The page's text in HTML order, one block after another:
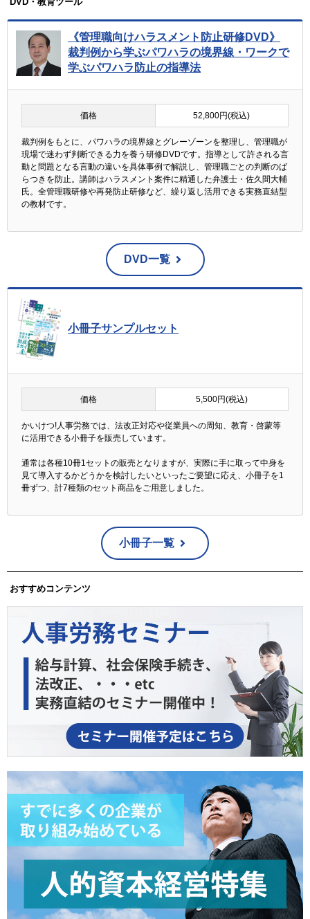
《管理職向けハラスメント防止研修DVD》
裁判例から学ぶパワハラの境界線・ワークで
学ぶパワハラ防止の指導法
価格 52,800円(税込)
裁判例をもとに、パワハラの境界線とグレーゾーンを整理し、管理職が
現場で迷わず判断できる力を養う研修DVDです。指導として許される言
動と問題となる言動の違いを具体事例で解説し、管理職ごとの判断のば
らつきを防止。講師はハラスメント案件に精通した弁護士・佐久間大輔
氏。全管理職研修や再発防止研修など、繰り返し活用できる実務直結型
の教材です。
DVD一覧
小冊子サンプルセット
価格 5,500円(税込)
かいけつ!人事労務では、法改正対応や従業員への周知、教育・啓蒙等
に活用できる小冊子を販売しています。
通常は各種10冊1セットの販売となりますが、実際に手に取って中身を
見て導入するかどうかを検討したいといったご要望に応え、小冊子を1
冊ずつ、計7種類のセット商品をご用意しました。
小冊子一覧
おすすめコンテンツ